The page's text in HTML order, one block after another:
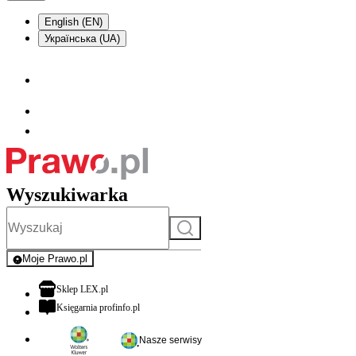
English (EN)
Українська (UA)
Wyszukiwarka
Szukaj
Moje Prawo.pl
- rejestracja i logowanie do serwisu
Sklep LEX.plotwiera się w nowej karcie
Księgarnia profinfo.plotwiera się w nowej karcie
Nasze serwisy